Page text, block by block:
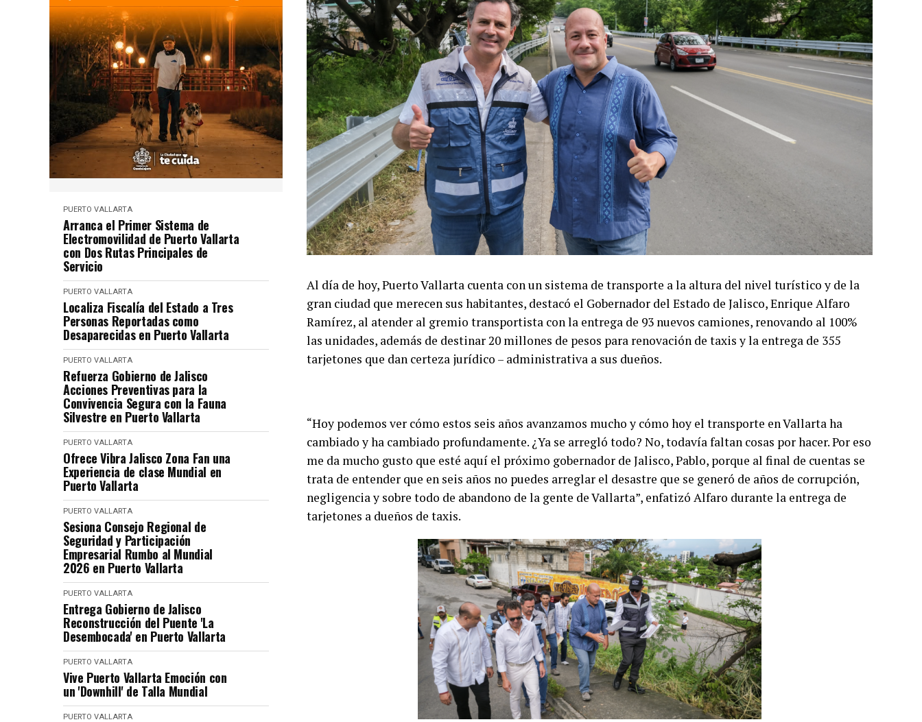
PUERTO VALLARTA
Arranca el Primer Sistema de
Electromovilidad de Puerto Vallarta
con Dos Rutas Principales de
Servicio
PUERTO VALLARTA
Localiza Fiscalía del Estado a Tres
Personas Reportadas como
Desaparecidas en Puerto Vallarta
PUERTO VALLARTA
Refuerza Gobierno de Jalisco
Acciones Preventivas para la
Convivencia Segura con la Fauna
Silvestre en Puerto Vallarta
PUERTO VALLARTA
Ofrece Vibra Jalisco Zona Fan una
Experiencia de clase Mundial en
Puerto Vallarta
PUERTO VALLARTA
Sesiona Consejo Regional de
Seguridad y Participación
Empresarial Rumbo al Mundial
2026 en Puerto Vallarta
PUERTO VALLARTA
Entrega Gobierno de Jalisco
Reconstrucción del Puente 'La
Desembocada' en Puerto Vallarta
PUERTO VALLARTA
Vive Puerto Vallarta Emoción con
un 'Downhill' de Talla Mundial
PUERTO VALLARTA
Al día de hoy, Puerto Vallarta cuenta con un sistema de transporte a la altura del nivel turístico y de la
gran ciudad que merecen sus habitantes, destacó el Gobernador del Estado de Jalisco, Enrique Alfaro
Ramírez, al atender al gremio transportista con la entrega de 93 nuevos camiones, renovando al 100%
las unidades, además de destinar 20 millones de pesos para renovación de taxis y la entrega de 355
tarjetones que dan certeza jurídico – administrativa a sus dueños.
“Hoy podemos ver cómo estos seis años avanzamos mucho y cómo hoy el transporte en Vallarta ha
cambiado y ha cambiado profundamente. ¿Ya se arregló todo? No, todavía faltan cosas por hacer. Por eso
me da mucho gusto que esté aquí el próximo gobernador de Jalisco, Pablo, porque al final de cuentas se
trata de entender que en seis años no puedes arreglar el desastre que se generó de años de corrupción,
negligencia y sobre todo de abandono de la gente de Vallarta”, enfatizó Alfaro durante la entrega de
tarjetones a dueños de taxis.